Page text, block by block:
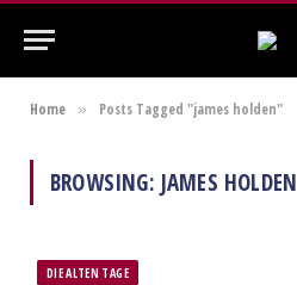
Home » Posts Tagged "james holden"
BROWSING: JAMES HOLDEN
DIE ALTEN TAGE